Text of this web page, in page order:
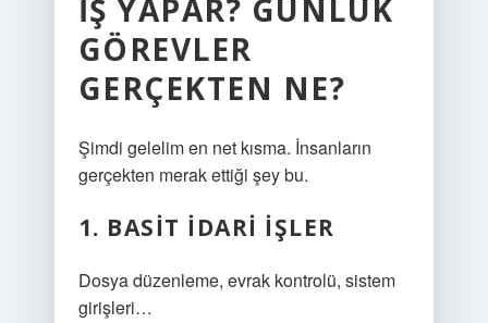
İŞ YAPAR? GÜNLÜK
GÖREVLER
GERÇEKTEN NE?
Şimdi gelelim en net kısma. İnsanların
gerçekten merak ettiği şey bu.
1. BASIT IDARI IŞLER
Dosya düzenleme, evrak kontrolü, sistem
girişleri…